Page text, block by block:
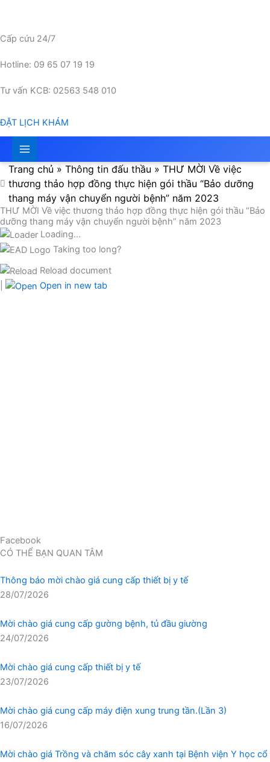
nội
Cấp cứu 24/7
Hotline: 09 65 07 19 19
Tư vấn KCB: 02563 548 010
ĐẶT LỊCH KHÁM
Trang chủ » Thông tin đấu thầu » THƯ MỜI Về việc
thương thảo hợp đồng thực hiện gói thầu “Bảo dưỡng
thang máy vận chuyển người bệnh” năm 2023
THƯ MỜI Về việc thương thảo hợp đồng thực hiện gói thầu “Bảo
dưỡng thang máy vận chuyển người bệnh” năm 2023
Loading...
Taking too long?
Reload document
Open in new tab
Facebook
CÓ THỂ BẠN QUAN TÂM
Thông báo mời chào giá cung cấp thiết bị y tế
28/07/2026
Mời chào giá cung cấp gường bệnh, tủ đầu giường
24/07/2026
Mời chào giá cung cấp thiết bị y tế
23/07/2026
Mời chào giá cung cấp máy điện xung trung tần.(Lần 3)
16/07/2026
Mời chào giá Trồng và chăm sóc cây xanh tại Bệnh viện Y học cổ